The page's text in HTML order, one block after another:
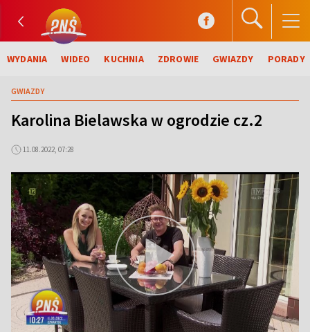
WYDANIA WIDEO KUCHNIA ZDROWIE GWIAZDY PORADY
GWIAZDY
Karolina Bielawska w ogrodzie cz.2
11.08.2022, 07:28